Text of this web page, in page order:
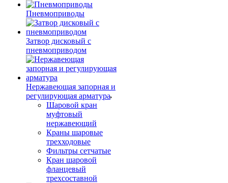
Пневмоприводы
Затвор дисковый с
пневмоприводом
Нержавеющая запорная и
регулирующая арматура
Шаровой кран
муфтовый
нержавеющий
Краны шаровые
трехходовые
Фильтры сетчатые
Кран шаровой
фланцевый
трехсоставной